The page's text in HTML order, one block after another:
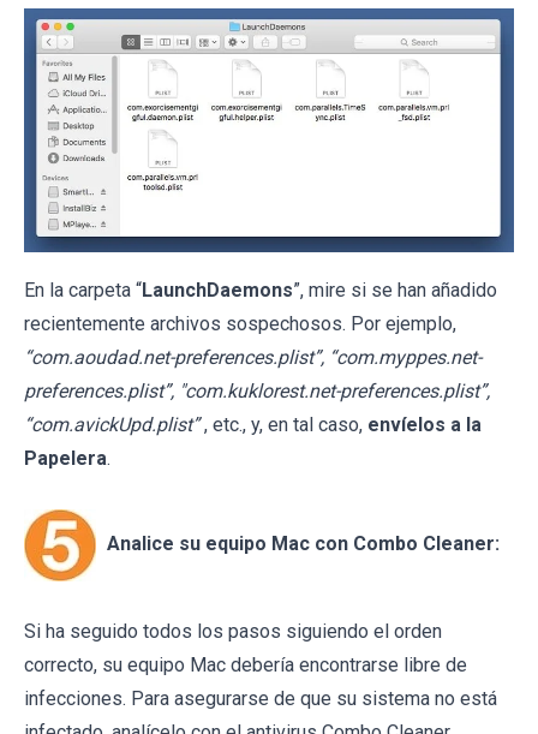
En la carpeta “LaunchDaemons”, mire si se han añadido
recientemente archivos sospechosos. Por ejemplo,
“com.aoudad.net-preferences.plist”, “com.myppes.net-
preferences.plist”, "com.kuklorest.net-preferences.plist”,
“com.avickUpd.plist” , etc., y, en tal caso, envíelos a la
Papelera.
Analice su equipo Mac con Combo Cleaner:
Si ha seguido todos los pasos siguiendo el orden
correcto, su equipo Mac debería encontrarse libre de
infecciones. Para asegurarse de que su sistema no está